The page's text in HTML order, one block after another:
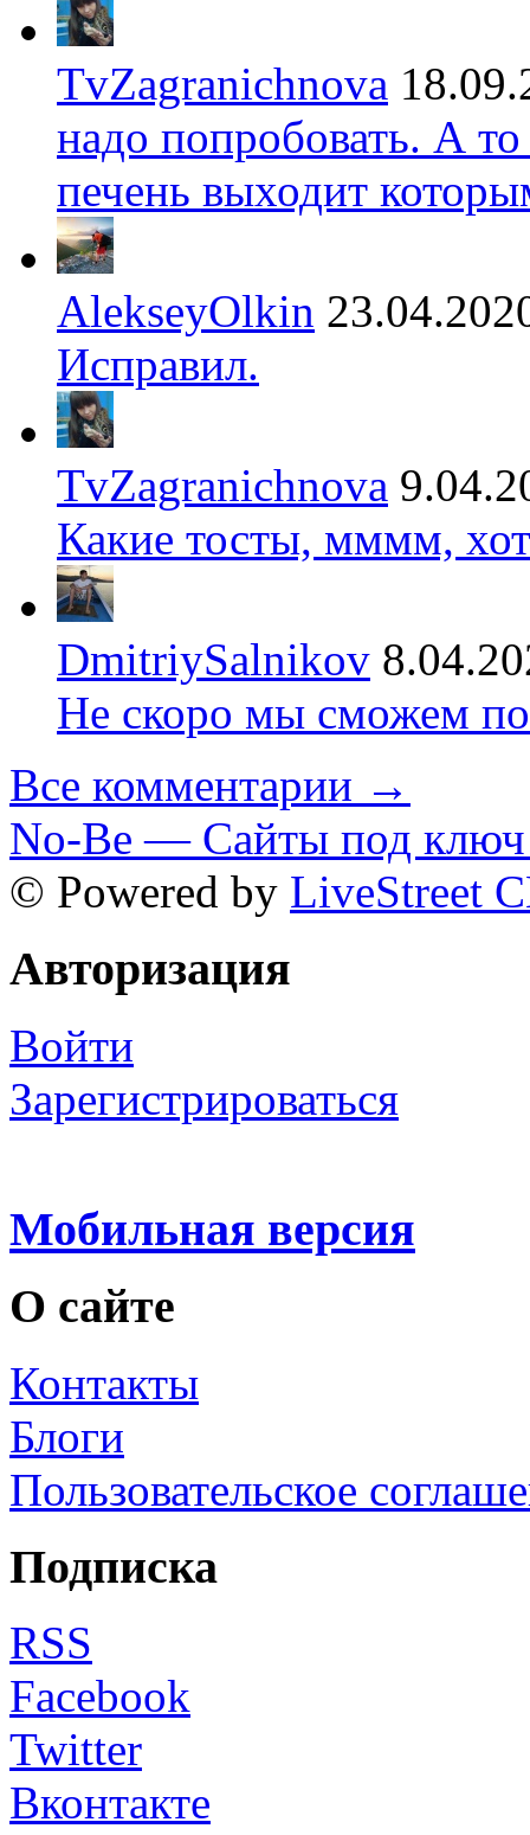
TvZagranichnova
надо попробовать. А
печень выходит
AlekseyOlkin
Исправил.
TvZagranichnova
Какие тосты, мммм,
DmitriySalnikov
Не скоро мы сможем
Все комментарии →
No-Be — Сайты под ключ
© Powered by LiveStreet
Авторизация
Войти
Зарегистрироваться
Мобильная версия
О сайте
Контакты
Блоги
Пользовательское
Подписка
RSS
Facebook
Twitter
Вконтакте